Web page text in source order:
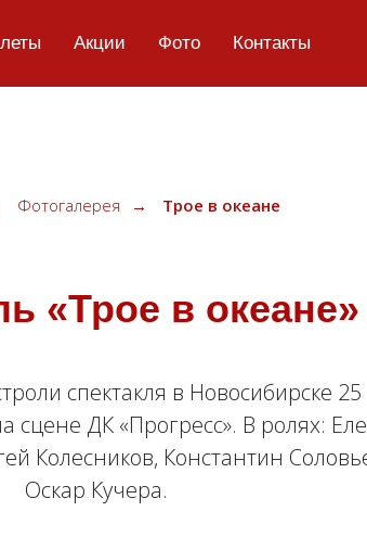
Акции Фото Контакты
Фотогалерея → Трое в океане
«Трое в океане»
спектакля в Новосибирске 25
сцене ДК «Прогресс». В ролях:
Колесников, Константин
Оскар Кучера.